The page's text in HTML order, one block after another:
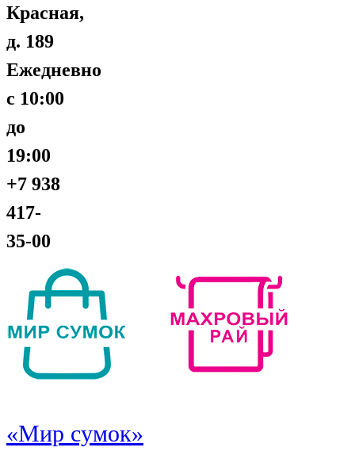
Красная,
д. 189
Ежедневно
с 10:00
до
19:00
+7 938
417-
35-00
«Мир сумок»